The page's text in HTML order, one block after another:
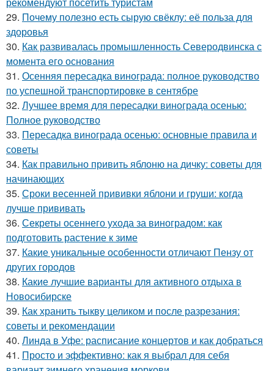
29. Почему полезно есть сырую свёклу: её польза для
здоровья
30. Как развивалась промышленность Северодвинска с
момента его основания
31. Осенняя пересадка винограда: полное руководство
по успешной транспортировке в сентябре
32. Лучшее время для пересадки винограда осенью:
Полное руководство
33. Пересадка винограда осенью: основные правила и
советы
34. Как правильно привить яблоню на дичку: советы для
начинающих
35. Сроки весенней прививки яблони и груши: когда
лучше прививать
36. Секреты осеннего ухода за виноградом: как
подготовить растение к зиме
37. Какие уникальные особенности отличают Пензу от
других городов
38. Какие лучшие варианты для активного отдыха в
Новосибирске
39. Как хранить тыкву целиком и после разрезания:
советы и рекомендации
40. Линда в Уфе: расписание концертов и как добраться
41. Просто и эффективно: как я выбрал для себя